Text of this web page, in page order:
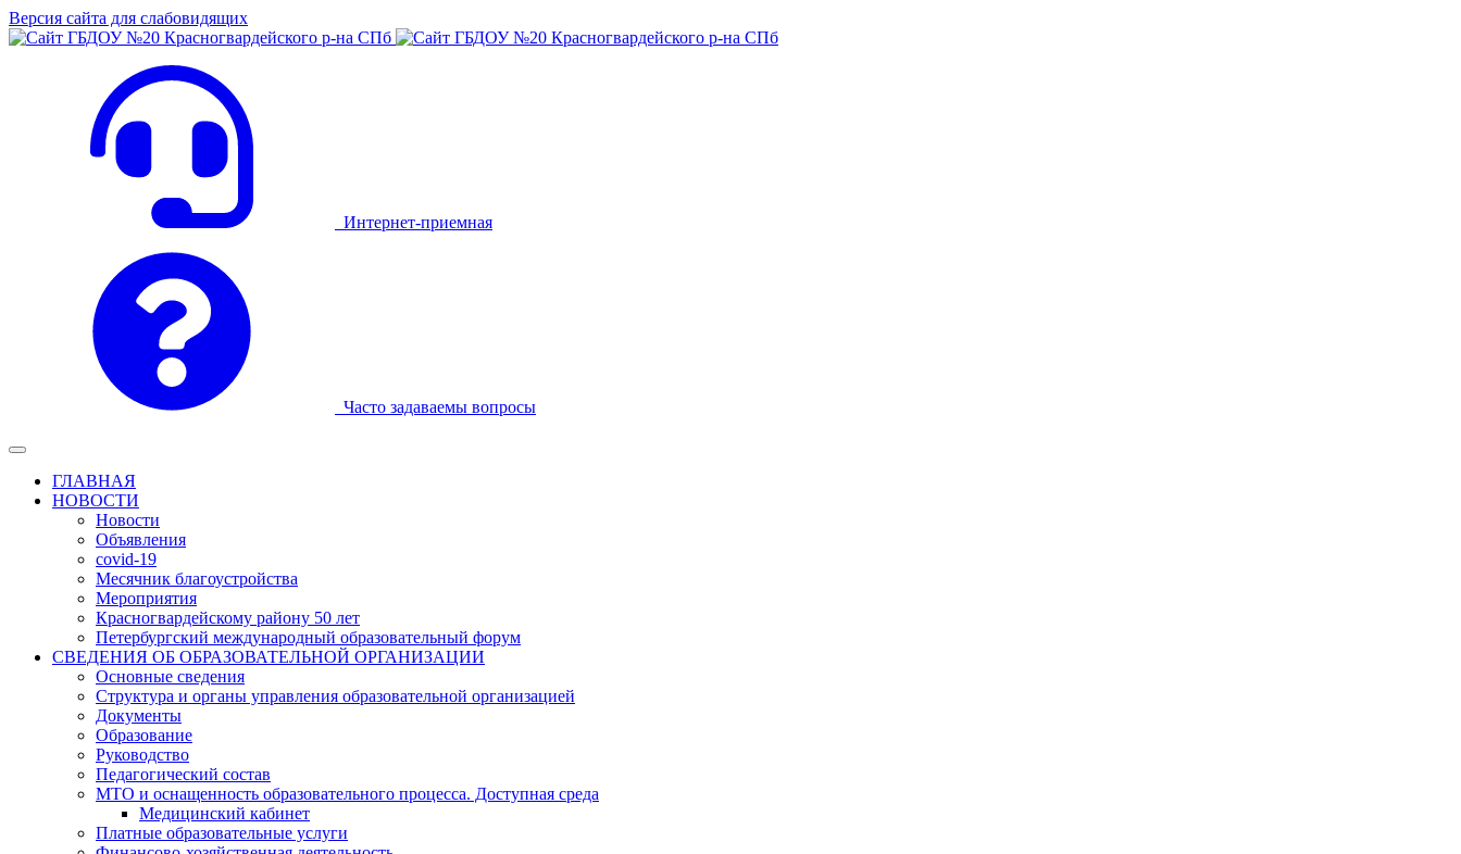
Версия сайта для слабовидящих
Интернет-приемная
Часто задаваемы вопросы
ГЛАВНАЯ
НОВОСТИ
Новости
Объявления
covid-19
Месячник благоустройства
Мероприятия
Красногвардейскому району 50 лет
Петербургский международный образовательный форум
СВЕДЕНИЯ ОБ ОБРАЗОВАТЕЛЬНОЙ ОРГАНИЗАЦИИ
Основные сведения
Структура и органы управления образовательной организацией
Документы
Образование
Руководство
Педагогический состав
МТО и оснащенность образовательного процесса. Доступная среда
Медицинский кабинет
Платные образовательные услуги